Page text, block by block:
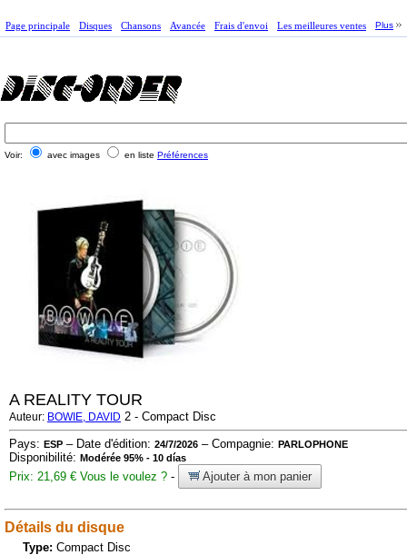
Page principale Disques Chansons Avancée Frais d'envoi Les meilleures ventes Plus
Voir: avec images en liste Préférences
A REALITY TOUR
Auteur: BOWIE, DAVID 2 - Compact Disc
Pays: ESP – Date d'édition: 24/7/2026 – Compagnie: PARLOPHONE
Disponibilité: Modérée 95% - 10 días
Prix: 21,69 € Vous le voulez ? - Ajouter à mon panier
Détails du disque
Type: Compact Disc